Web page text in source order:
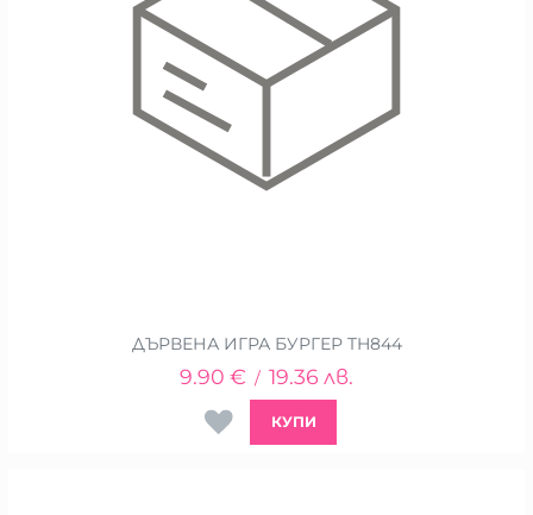
ДЪРВЕНА ИГРА БУРГЕР TH844
9.90 € / 19.36 лв.
КУПИ